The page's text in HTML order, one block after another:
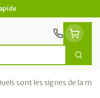
sont les signes de la